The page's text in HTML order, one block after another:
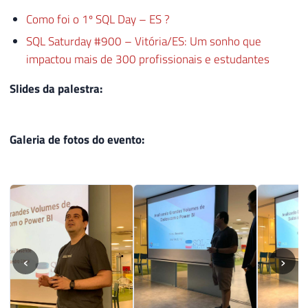
Como foi o 1º SQL Day – ES ?
SQL Saturday #900 – Vitória/ES: Um sonho que
impactou mais de 300 profissionais e estudantes
Slides da palestra:
Galeria de fotos do evento:
‹ ›